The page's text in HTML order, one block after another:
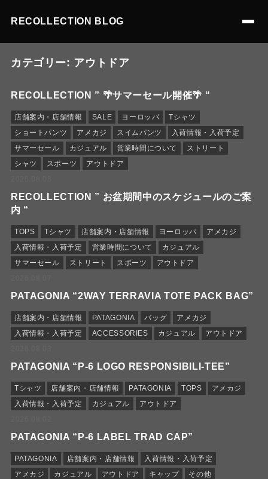
RECOLLECTION BLOG
カテゴリー: アウトドア
RECOLLECTION ” 🌴サマーセール開催🌴 “
店舗案内・店舗情報 SALE ヨーロッパ
Tシャツ
ショートパンツ
アメカジ スイムパンツ
入荷情報・入荷予定
サマーセール
カジュアル 営業時間について
ストリート
シャツ
スポーツ
アウトドア
RECOLLECTION ” お盆期間中のスケジュールのご案
内 “
TOPS Tシャツ 店舗案内・店舗情報 ヨーロッパ
アメカジ
入荷情報・入荷予定
営業時間について
カジュアル
サマーセール
ストリート スポーツ
アウトドア
PATAGONIA “2WAY TERRAVIA TOTE PACK BAG”
店舗案内・店舗情報 PATAGONIA バッグ
アメカジ
入荷情報・入荷予定
ACCESSORIES カジュアル
アウトドア
PATAGONIA “P-6 LOGO RESPONSIBILI-TEE”
Tシャツ 店舗案内・店舗情報 PATAGONIA TOPS
アメカジ
入荷情報・入荷予定
カジュアル
アウトドア
PATAGONIA “P-6 LABEL TRAD CAP”
PATAGONIA 店舗案内・店舗情報
入荷情報・入荷予定
アメカジ
カジュアル アウトドア キャップ
その他